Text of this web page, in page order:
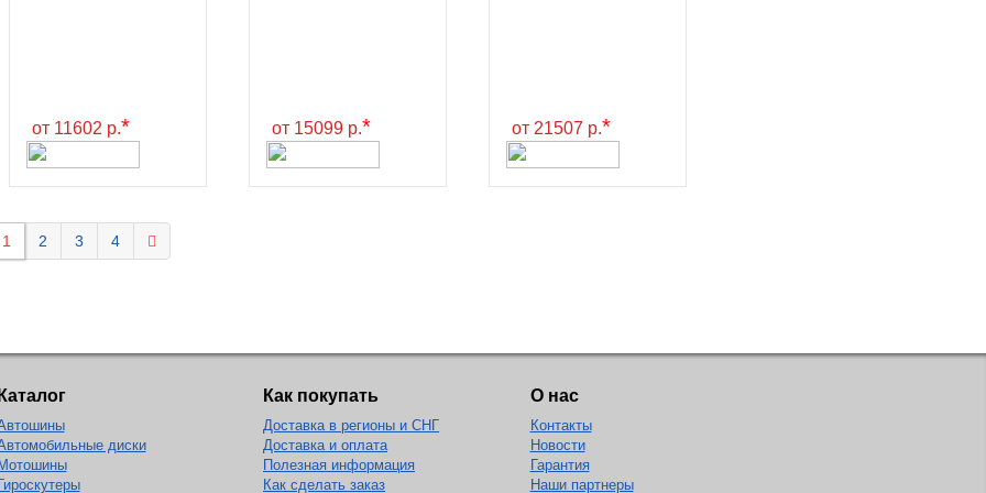
от 11602 р.* от 15099 р.* от 21507 р.*
1 2 3 4
Каталог
диски
Мотошины
Гироскутеры
Как покупать
Доставка в регионы и СНГ
Доставка и оплата
Полезная информация
Как сделать заказ
О нас
Контакты
Новости
Гарантия
Наши партнеры